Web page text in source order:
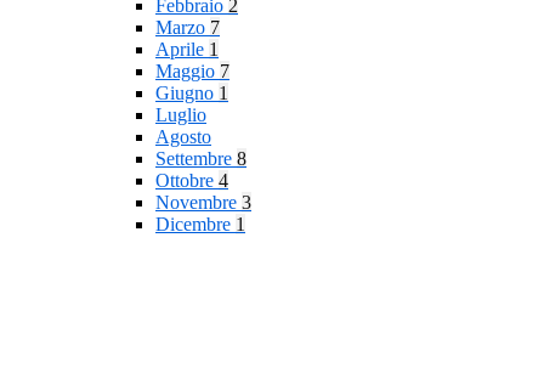
Febbraio 2
Marzo 7
Aprile 1
Maggio 7
Giugno 1
Luglio
Agosto
Settembre 8
Ottobre 4
Novembre 3
Dicembre 1